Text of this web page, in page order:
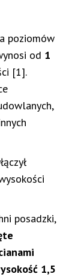
poziomów
od 1
[1].
posadzki,
1,5